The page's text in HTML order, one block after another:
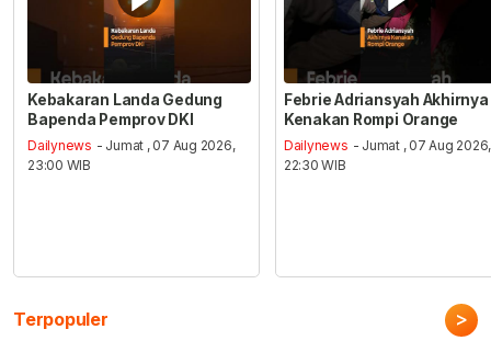
Kebakaran Landa Gedung
Bapenda Pemprov DKI
Dailynews - Jumat , 07 Aug 2026,
23:00 WIB
Febrie Adriansyah Akhirnya
Kenakan Rompi Orange
Dailynews - Jumat , 07 Aug 2026,
22:30 WIB
Terpopuler >